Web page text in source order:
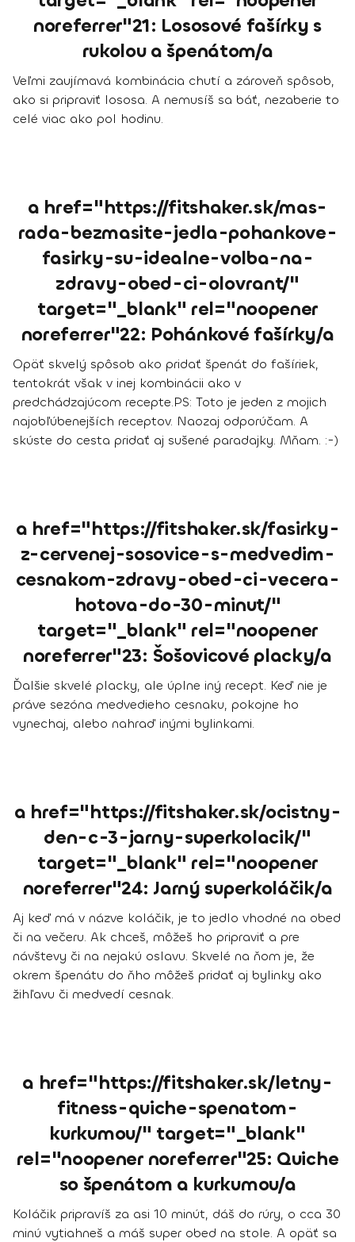
noreferrer"21: Lososové fašírky s
rukolou a špenátom/a
Veľmi zaujímavá kombinácia chutí a zároveň spôsob,
ako si pripraviť lososa. A nemusíš sa báť, nezaberie to
celé viac ako pol hodinu.
a href="https://fitshaker.sk/mas-
rada-bezmasite-jedla-pohankove-
fasirky-su-idealne-volba-na-
zdravy-obed-ci-olovrant/"
target="_blank" rel="noopener
noreferrer"22: Pohánkové fašírky/a
Opäť skvelý spôsob ako pridať špenát do fašíriek,
tentokrát však v inej kombinácii ako v
predchádzajúcom recepte.PS: Toto je jeden z mojich
najobľúbenejších receptov. Naozaj odporúčam. A
skúste do cesta pridať aj sušené paradajky. Mňam. :-)
a href="https://fitshaker.sk/fasirky-
z-cervenej-sosovice-s-medvedim-
cesnakom-zdravy-obed-ci-vecera-
hotova-do-30-minut/"
target="_blank" rel="noopener
noreferrer"23: Šošovicové placky/a
Ďalšie skvelé placky, ale úplne iný recept. Keď nie je
práve sezóna medvedieho cesnaku, pokojne ho
vynechaj, alebo nahraď inými bylinkami.
a href="https://fitshaker.sk/ocistny-
den-c-3-jarny-superkolacik/"
target="_blank" rel="noopener
noreferrer"24: Jarný superkoláčik/a
Aj keď má v názve koláčik, je to jedlo vhodné na obed
či na večeru. Ak chceš, môžeš ho pripraviť a pre
návštevy či na nejakú oslavu. Skvelé na ňom je, že
okrem špenátu do ňho môžeš pridať aj bylinky ako
žihľavu či medvedí cesnak.
a href="https://fitshaker.sk/letny-
fitness-quiche-spenatom-
kurkumou/" target="_blank"
rel="noopener noreferrer"25: Quiche
so špenátom a kurkumou/a
Koláčik pripravíš za asi 10 minút, dáš do rúry, o cca 30
minú vytiahneš a máš super obed na stole. A opäť sa